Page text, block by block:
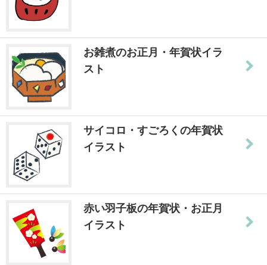
お雑煮のお正月・年賀状イラ
スト
サイコロ・すごろくの年賀状
イラスト
赤い羽子板の年賀状・お正月
イラスト